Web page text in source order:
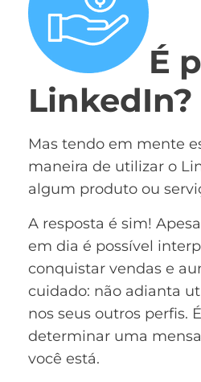
É
LinkedIn?
Mas tendo em mente
maneira de utilizar o
algum produto ou
A resposta é sim!
em dia é possível
conquistar vendas e
cuidado: não adianta
nos seus outros perfis.
determinar uma
você está.